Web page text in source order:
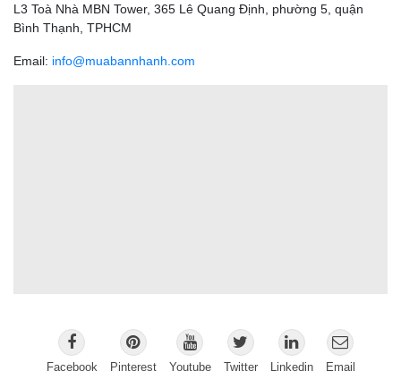
L3 Toà Nhà MBN Tower, 365 Lê Quang Định, phường 5, quận
Bình Thạnh, TPHCM
Email: info@muabannhanh.com
Facebook Pinterest Youtube Twitter Linkedin Email